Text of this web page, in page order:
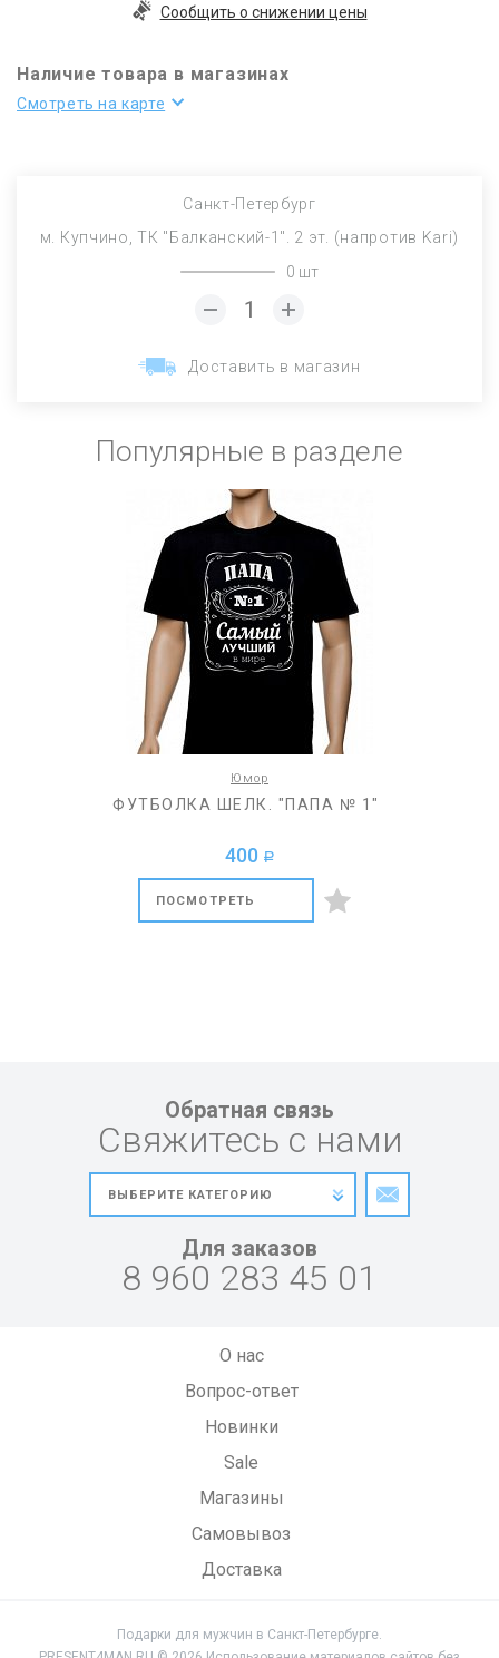
Сообщить о снижении цены
Наличие товара в магазинах
Смотреть на карте
Санкт-Петербург
м. Купчино, ТК "Балканский-1". 2 эт. (напротив Kari)
0 шт
Доставить в магазин
Популярные в разделе
Юмор
ФУТБОЛКА ШЕЛК. "ПАПА № 1"
400 a
ПОСМОТРЕТЬ
Обратная связь
Свяжитесь с нами
Для заказов
8 960 283 45 01
О нас
Вопрос-ответ
Новинки
Sale
Магазины
Самовывоз
Доставка
Подарки для мужчин в Санкт-Петербурге.